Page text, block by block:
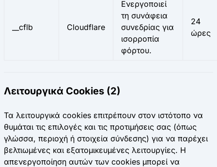
__cflb Cloudflare
Ενεργοποιεί
τη συνάφεια
συνεδρίας για
ισορροπία
φόρτου.
24
ώρες
Λειτουργικά Cookies (2)
Τα λειτουργικά cookies επιτρέπουν στον ιστότοπο να
θυμάται τις επιλογές και τις προτιμήσεις σας (όπως
γλώσσα, περιοχή ή στοιχεία σύνδεσης) για να παρέχει
βελτιωμένες και εξατομικευμένες λειτουργίες. Η
απενεργοποίηση αυτών των cookies μπορεί να